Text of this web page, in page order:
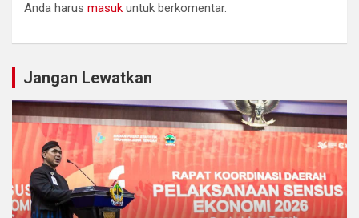
Anda harus masuk untuk berkomentar.
Jangan Lewatkan